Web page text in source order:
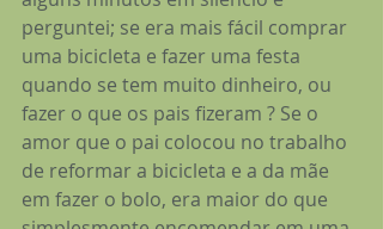
perguntei; se era mais fácil comprar
uma bicicleta e fazer uma festa
quando se tem muito dinheiro, ou
fazer o que os pais fizeram ? Se o
amor que o pai colocou no trabalho
de reformar a bicicleta e a da mãe
em fazer o bolo, era maior do que